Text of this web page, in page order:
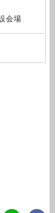
会場